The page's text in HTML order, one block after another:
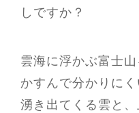
しですか？
雲海に浮かぶ富士
かすんで分かりに
湧き出てくる雲と